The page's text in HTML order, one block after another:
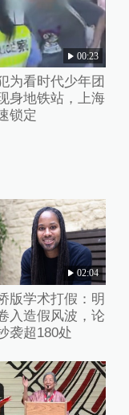
00:23
为看时代少年团
身地铁站，上海
锁定
02:04
版学术打假：明
入造假风波，论
袭超180处